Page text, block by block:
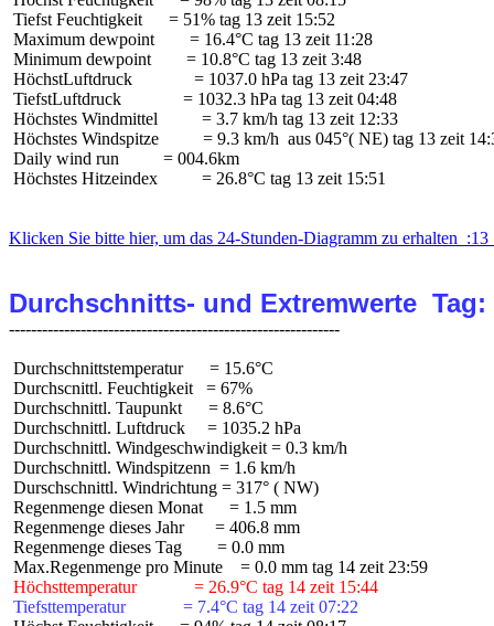
Tiefst Feuchtigkeit      = 51% tag 13 zeit 15:52
Maximum dewpoint        = 16.4°C tag 13 zeit 11:28
Minimum dewpoint        = 10.8°C tag 13 zeit 3:48
HöchstLuftdruck              = 1037.0 hPa tag 13 zeit 23:47
TiefstLuftdruck              = 1032.3 hPa tag 13 zeit 04:48
Höchstes Windmittel          = 3.7 km/h tag 13 zeit 12:33
Höchstes Windspitze          = 9.3 km/h  aus 045°( NE) tag 13 zeit
Daily wind run          = 004.6km
Höchstes Hitzeindex          = 26.8°C tag 13 zeit 15:51
Klicken Sie bitte hier, um das 24-Stunden-Diagramm zu erhalten  :13
Durchschnitts- und Extremwerte  Tag:
Durchschnittstemperatur      = 15.6°C
Durchscnittl. Feuchtigkeit   = 67%
Durchschnittl. Taupunkt      = 8.6°C
Durchschnittl. Luftdruck     = 1035.2 hPa
Durchschnittl. Windgeschwindigkeit = 0.3 km/h
Durchschnittl. Windspitzenn  = 1.6 km/h
Durschschnittl. Windrichtung = 317° ( NW)
Regenmenge diesen Monat      = 1.5 mm
Regenmenge dieses Jahr       = 406.8 mm
Regenmenge dieses Tag        = 0.0 mm
Höchsttemperatur             = 26.9°C tag 14 zeit 15:44
Tiefsttemperatur             = 7.4°C tag 14 zeit 07:22